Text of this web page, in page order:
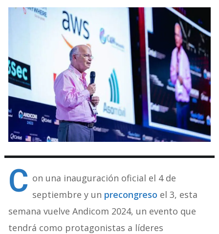
C on una inauguración oficial el 4 de
septiembre y un precongreso el 3, esta
semana vuelve Andicom 2024, un evento que
tendrá como protagonistas a líderes